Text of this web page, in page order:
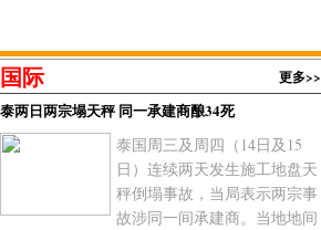
国际 更多>>
泰两日两宗塌天秤 同一承建商酿34死
泰国周三及周四（14日及15
日）连续两天发生施工地盘天
秤倒塌事故，当局表示两宗事
故涉同一间承建商。当地地间